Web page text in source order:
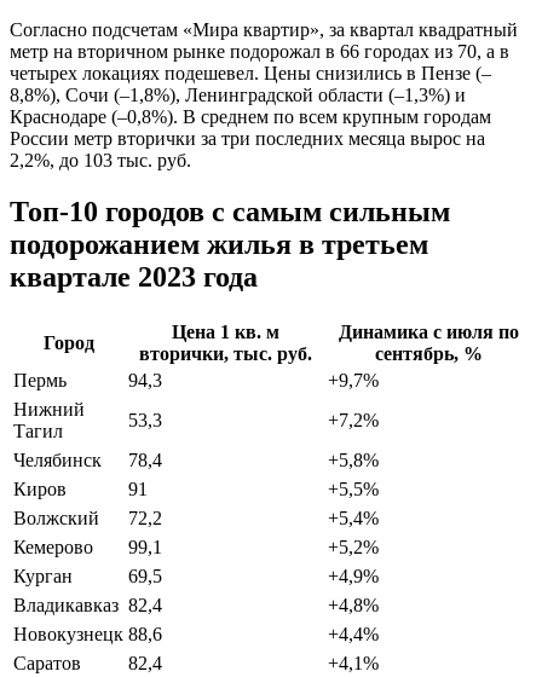
Согласно подсчетам «Мира квартир», за квартал квадратный
метр на вторичном рынке подорожал в 66 городах из 70, а в
четырех локациях подешевел. Цены снизились в Пензе (–
8,8%), Сочи (–1,8%), Ленинградской области (–1,3%) и
Краснодаре (–0,8%). В среднем по всем крупным городам
России метр вторички за три последних месяца вырос на
2,2%, до 103 тыс. руб.
Топ-10 городов с самым сильным
подорожанием жилья в третьем
квартале 2023 года
Город
Цена 1 кв. м
вторички, тыс. руб.
Динамика с июля по
сентябрь, %
Пермь
94,3
+9,7%
Нижний
Тагил
53,3
+7,2%
Челябинск
78,4
+5,8%
Киров
91
+5,5%
Волжский
72,2
+5,4%
Кемерово
99,1
+5,2%
Курган
69,5
+4,9%
Владикавказ 82,4
+4,8%
Новокузнецк 88,6
+4,4%
Саратов
82,4 +4,1%